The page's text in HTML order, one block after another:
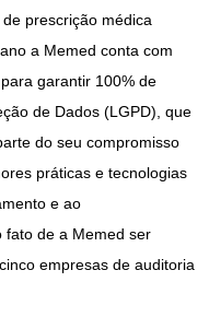
prescrição médica
a Memed conta com
garantir 100% de
de Dados (LGPD), que
do seu compromisso
práticas e tecnologias
e ao
fato de a Memed ser
cinco empresas de auditoria